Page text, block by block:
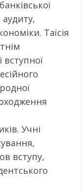
Таїсія
Учні
вступу,